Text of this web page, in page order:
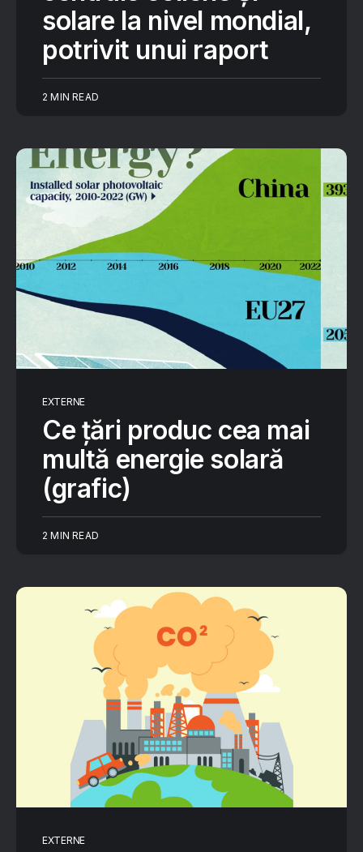
solare la nivel mondial,
potrivit unui raport
2 MIN READ
EXTERNE
Ce țări produc cea mai
multă energie solară
(grafic)
2 MIN READ
EXTERNE